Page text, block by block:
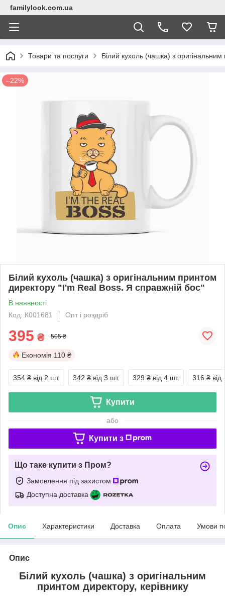
familylook.com.ua
Товари та послуги Білий кухоль (чашка) з
–22%
Білий кухоль (чашка) з оригінальним принтом
директору "I'm Real Boss. Я справжній бос"
В наявності
Код: К001681
Опт і роздріб
395 ₴ 505 ₴
Економія 110 ₴
354 ₴ від 2 шт. 342 ₴ від 3 шт. 329 ₴ від 4 шт. 316 ₴ від
Купити
або
Купити з
Що таке купити з Пром?
Замовлення під захистом
Доступна доставка
Опис Характеристики Доставка Оплата Умови
Опис
Білий кухоль (чашка) з оригінальним
принтом директору, керівнику